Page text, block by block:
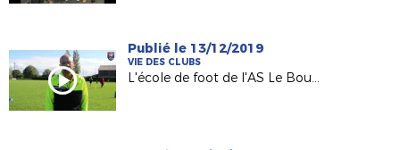
Publié le 13/12/2019
VIE DES CLUBS
L'école de foot de l'AS Le Bourgneuf la Forêt